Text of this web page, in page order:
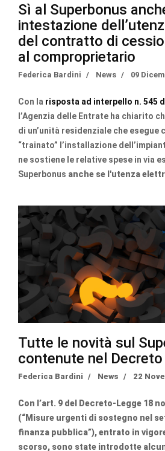
Sì al Superbonus
intestazione
del contratto di
al comproprietario
Federica Bardini News 09
Con la risposta ad interpello n. 545
l’Agenzia delle Entrate ha chiarito
di un’unità residenziale che esegue
“trainato” l’installazione
ne sostiene le relative spese in via
Superbonus anche se l'utenza
Tutte le novità sul
contenute nel
Federica Bardini News 22
Con l’art. 9 del
Decreto-Legge 18
(“Misure urgenti di sostegno nel
finanza pubblica”), entrato in
scorso, sono state introdotte